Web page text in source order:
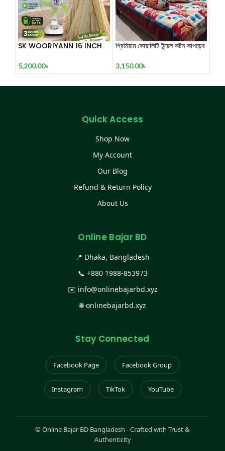
SK WOORIYANN 16 INCH
5,200.00৳
প্রিমিয়াম কোয়ালিটি টুয়েল কটন কাপড়ের
3,150.00৳
Quick Access
Shop Now
My Account
Our Blog
Refund & Return Policy
About Us
Online Bajar BD
📍 Dhaka, Bangladesh
📞 +880 1988-853973
✉️ info@onlinebajarbd.xyz
🌐onlinebajarbd.xyz
Stay Connected
Facebook Page Facebook Group
Instagram TikTok YouTube
©Online Bajar BD Bangladesh - Crafted with Trust &
Authenticity